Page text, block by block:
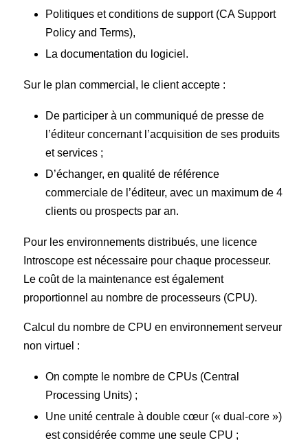
Politiques et conditions de support (CA Support
Policy and Terms),
La documentation du logiciel.
Sur le plan commercial, le client accepte :
De participer à un communiqué de presse de
l’éditeur concernant l’acquisition de ses produits
et services ;
D’échanger, en qualité de référence
commerciale de l’éditeur, avec un maximum de 4
clients ou prospects par an.
Pour les environnements distribués, une licence
Introscope est nécessaire pour chaque processeur.
Le coût de la maintenance est également
proportionnel au nombre de processeurs (CPU).
Calcul du nombre de CPU en environnement serveur
non virtuel :
On compte le nombre de CPUs (Central
Processing Units) ;
Une unité centrale à double cœur (« dual-core »)
est considérée comme une seule CPU ;